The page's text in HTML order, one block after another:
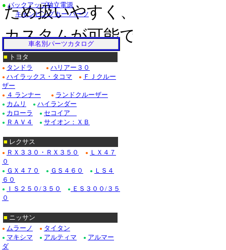
● バックアップ独立電源
キャンピングカー パーツ
車名別パーツカタログ
■ トヨタ
● タンドラ ● ハリアー３０
● ハイラックス・タコマ ●
ＦＪクルー
ザー
● ４ ランナー ● ランドクルーザー
● カムリ ● ハイランダー
● カローラ ● セコイア
● ＲＡＶ４ ● サイオン：ＸＢ
■ レクサス
● ＲＸ３３０・ＲＸ３５０ ●
ＬＸ４７
０
● ＧＸ４７０ ● ＧＳ４６０ ●
ＬＳ４
６０
● ＩＳ２５０/３５０ ●
ＥＳ３００/３５
０
■ ニッサン
● ムラーノ ● タイタン
● マキシマ ● アルティマ ● アルマー
ダ
ため扱いやすく、３Ｍ製両面
カスタムが可能です。